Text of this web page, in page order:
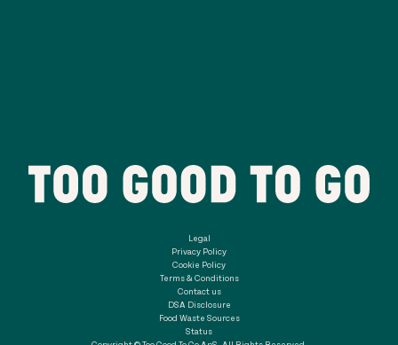
Legal
Privacy Policy
Cookie Policy
Terms & Conditions
Contact us
DSA Disclosure
Food Waste Sources
Status